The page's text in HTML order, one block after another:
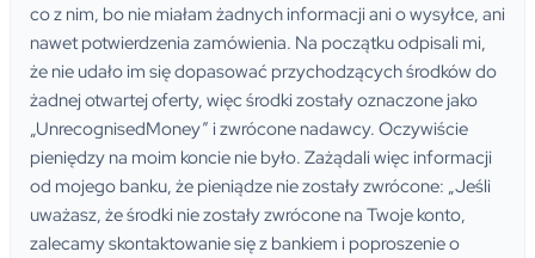
co z nim, bo nie miałam żadnych informacji ani o wysyłce, ani
nawet potwierdzenia zamówienia. Na początku odpisali mi,
że nie udało im się dopasować przychodzących środków do
żadnej otwartej oferty, więc środki zostały oznaczone jako
„UnrecognisedMoney” i zwrócone nadawcy. Oczywiście
pieniędzy na moim koncie nie było. Zażądali więc informacji
od mojego banku, że pieniądze nie zostały zwrócone: „Jeśli
uważasz, że środki nie zostały zwrócone na Twoje konto,
zalecamy skontaktowanie się z bankiem i poproszenie o